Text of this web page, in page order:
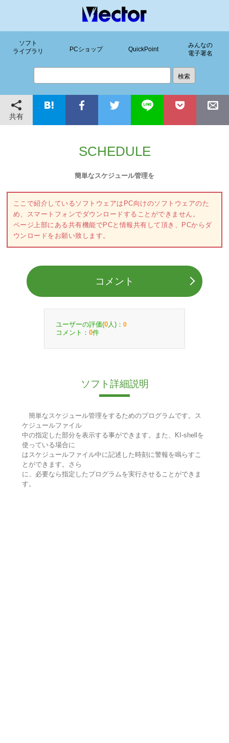
ソフト
ライブラリ
PCショップ QuickPoint
みんなの
電子署名
共有
SCHEDULE
簡単なスケジュール管理を
ここで紹介しているソフトウェアはPC向けのソフトウェアのた
め、スマートフォンでダウンロードすることができません。
ページ上部にある共有機能でPCと情報共有して頂き、PCからダ
ウンロードをお願い致します。
コメント
ユーザーの評価(0 人)： 0
コメント： 0件
ソフト詳細説明
簡単なスケジュール管理をするためのプログラムです。ス
ケジュールファイル
中の指定した部分を表示する事ができます。また、KI-shellを
使っている場合に
はスケジュールファイル中に記述した時刻に警報を鳴らすこ
とができます。さら
に、必要なら指定したプログラムを実行させることができま
す。